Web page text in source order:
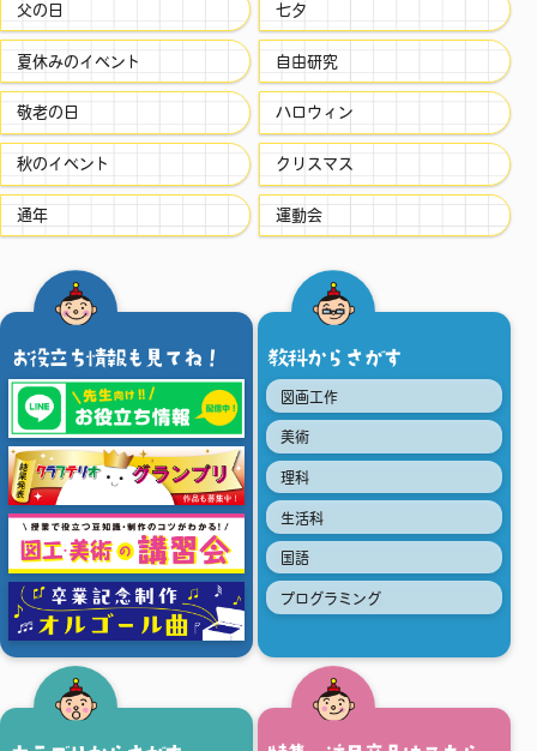
お役立ち情報も見てね！ 教科からさがす
図画工作
美術
理科
生活科
国語
プログラミング
父の日 七夕
夏休みのイベント 自由研究
敬老の日 ハロウィン
秋のイベント クリスマス
通年 運動会